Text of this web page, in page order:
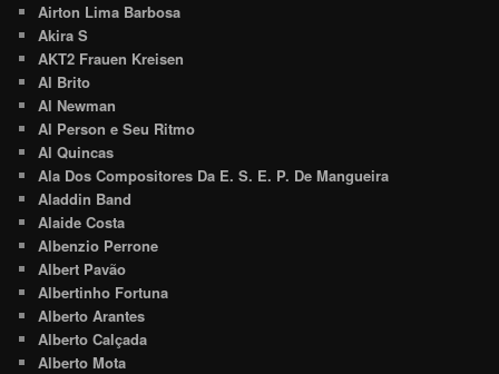
Airton Lima Barbosa
Akira S
AKT2 Frauen Kreisen
Al Brito
Al Newman
Al Person e Seu Ritmo
Al Quincas
Ala Dos Compositores Da E. S. E. P. De Mangueira
Aladdin Band
Alaide Costa
Albenzio Perrone
Albert Pavão
Albertinho Fortuna
Alberto Arantes
Alberto Calçada
Alberto Mota